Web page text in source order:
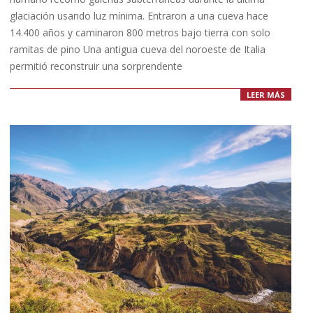
glaciación usando luz mínima. Entraron a una cueva hace
14.400 años y caminaron 800 metros bajo tierra con solo
ramitas de pino Una antigua cueva del noroeste de Italia
permitió reconstruir una sorprendente
LEER MÁS